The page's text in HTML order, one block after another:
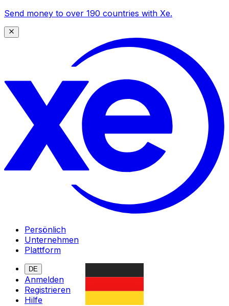
Send money to over 190 countries with Xe.
Persönlich
Unternehmen
Plattform
DE
Anmelden
Registrieren
Hilfe